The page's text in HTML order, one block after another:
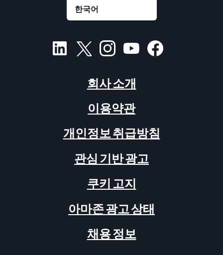
회사 소개
이용약관
개인정보 취급방침
관심 기반 광고
쿠키 고지
아마존 광고 상태
채용 정보